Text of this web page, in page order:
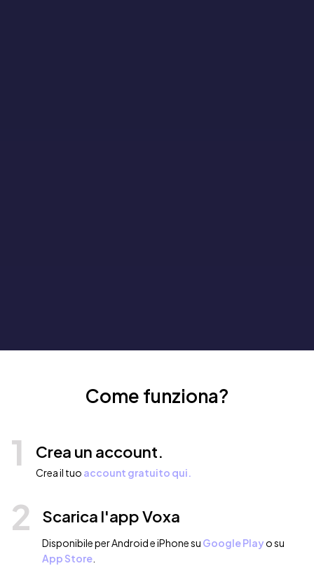
Come funziona?
1 Crea un account.
Crea il tuo account gratuito qui.
2 Scarica l'app Voxa
Disponibile per Android e iPhone su Google Playo su
App Store